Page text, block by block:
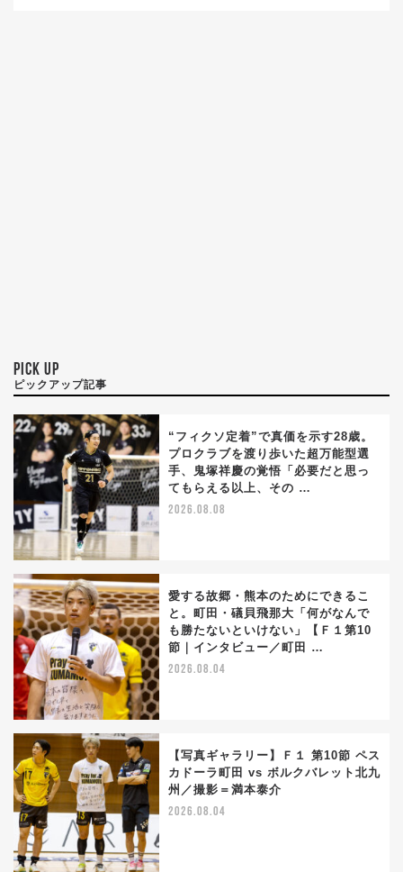
PICK UP
ピックアップ記事
“フィクソ定着”で真価を示す28歳。
プロクラブを渡り歩いた超万能型選
手、鬼塚祥慶の覚悟「必要だと思っ
てもらえる以上、その …
2026.08.08
愛する故郷・熊本のためにできるこ
と。町田・礒貝飛那大「何がなんで
も勝たないといけない」【Ｆ１第10
節｜インタビュー／町田 …
2026.08.04
【写真ギャラリー】Ｆ１ 第10節 ペス
カドーラ町田 vs ボルクバレット北九
州／撮影＝満本泰介
2026.08.04